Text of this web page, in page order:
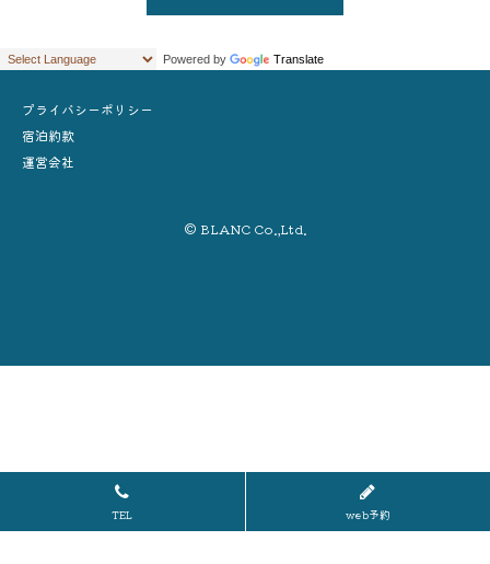
Powered by Translate
プライバシーポリシー
宿泊約款
運営会社
© BLANC Co.,Ltd.
TEL web予約